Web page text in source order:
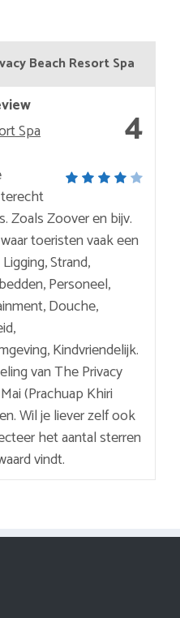
Beach Resort Spa
4
Spa
Zoals Zoover en bijv.
toeristen vaak een
Strand,
Personeel,
Douche,
Kindvriendelijk.
van The Privacy
(Prachuap Khiri
Wil je liever zelf ook
het aantal sterren
vindt.